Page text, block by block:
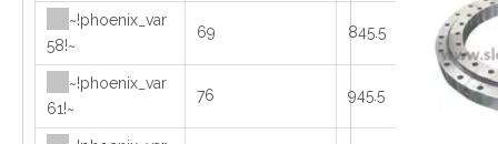
~!phoenix_var
58!~
69 845.5
~!phoenix_var
61!~
76 945.5